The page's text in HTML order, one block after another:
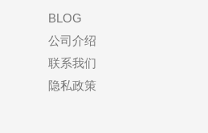
BLOG
公司介绍
联系我们
隐私政策